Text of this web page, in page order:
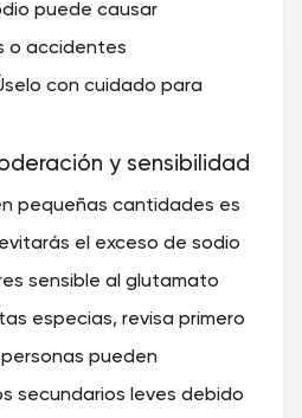
puede causar
o accidentes
con cuidado para
y sensibilidad
pequeñas cantidades es
el exceso de sodio
sensible al glutamato
especias, revisa primero
pueden
secundarios leves debido